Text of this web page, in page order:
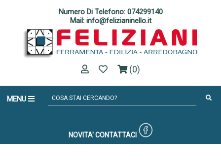
Numero Di Telefono: 074299140
Mail: info@felizianinello.it
(0)
MENU
NOVITA' CONTATTACI